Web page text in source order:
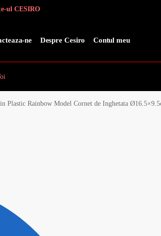
ul CESIRO
ne Despre Cesiro Contul meu
Plastic Rainbow Model Cornet de Inghetata